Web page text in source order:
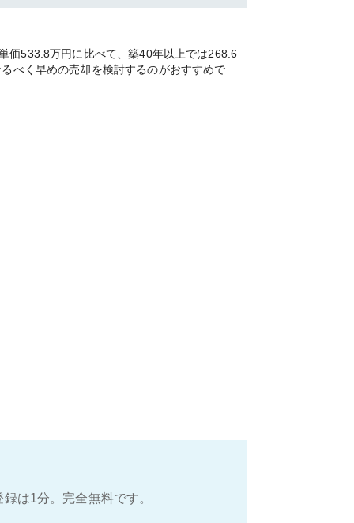
価533.8万円に比べて、築40年以上では268.6
べく早めの売却を検討するのがおすすめで
は1分。完全無料です。